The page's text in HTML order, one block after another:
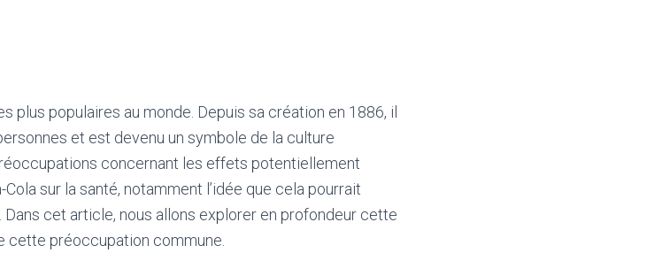
plus populaires au monde. Depuis sa création en 1886, il
et est devenu un symbole de la culture
concernant les effets potentiellement
sur la santé, notamment l’idée que cela pourrait
cet article, nous allons explorer en profondeur cette
cette préoccupation commune.